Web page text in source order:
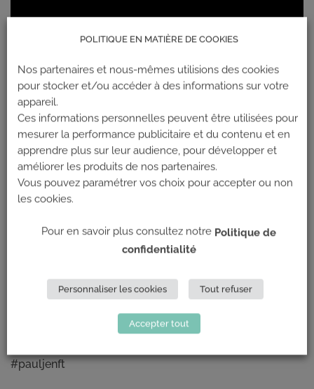
#pauljenft
POLITIQUE EN MATIÈRE DE COOKIES
Nos partenaires et nous-mêmes utilisions des cookies
pour stocker et/ou accéder à des informations sur votre
appareil.
Ces informations personnelles peuvent être utilisées pour
mesurer la performance publicitaire et du contenu et en
apprendre plus sur leur audience, pour développer et
améliorer les produits de nos partenaires.
Vous pouvez paramétrer vos choix pour accepter ou non
les cookies.
Pour en savoir plus consultez notre Politique de
confidentialité
Personnaliser les cookies Tout refuser
Accepter tout